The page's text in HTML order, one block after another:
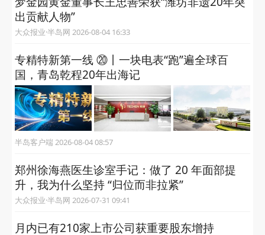
出贡献人物”
大众报业·半岛网 2026-08-04 16:33
专精特新第一线 ⑳丨一块电表“跑”遍全球百
国，青岛乾程20年出海记
半岛客户端 2026-08-04 08:57
郑州徐海燕医生诊室手记：做了 20 年面部提
升，我为什么坚持 “归位而非拉紧”
大众报业·半岛网 2026-07-31 09:41
月内已有210家上市公司获重要股东增持